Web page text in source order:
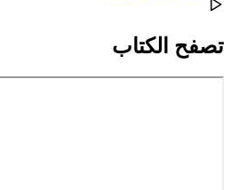
تصفح الكتاب